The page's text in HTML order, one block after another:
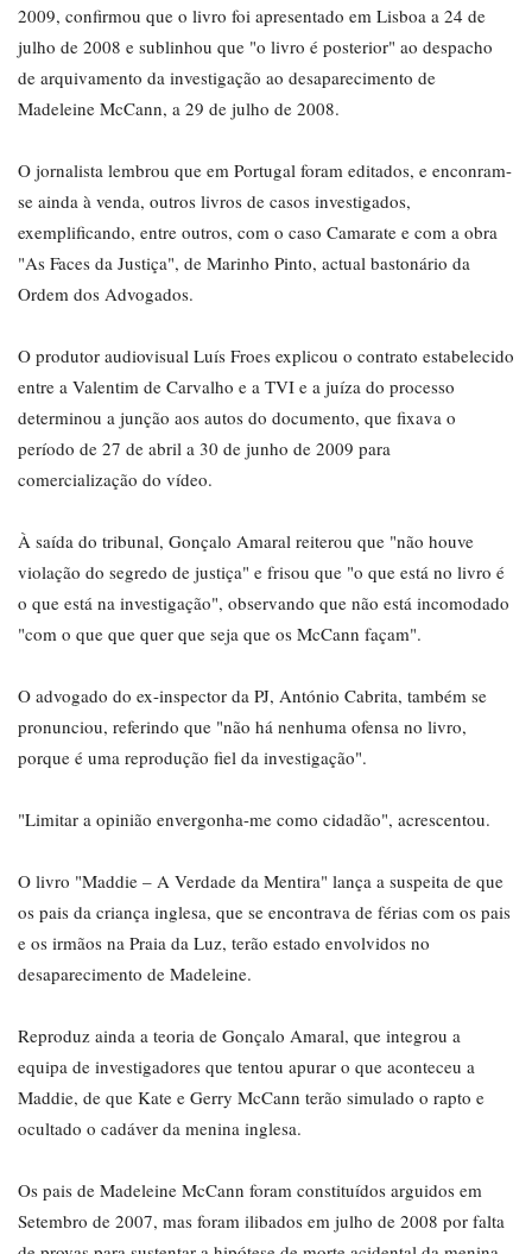
2009, confirmou que o livro foi apresentado em Lisboa a 24 de
julho de 2008 e sublinhou que "o livro é posterior" ao despacho
de arquivamento da investigação ao desaparecimento de
Madeleine McCann, a 29 de julho de 2008.
O jornalista lembrou que em Portugal foram editados, e enconram-
se ainda à venda, outros livros de casos investigados,
exemplificando, entre outros, com o caso Camarate e com a obra
"As Faces da Justiça", de Marinho Pinto, actual bastonário da
Ordem dos Advogados.
O produtor audiovisual Luís Froes explicou o contrato estabelecido
entre a Valentim de Carvalho e a TVI e a juíza do processo
determinou a junção aos autos do documento, que fixava o
período de 27 de abril a 30 de junho de 2009 para
comercialização do vídeo.
À saída do tribunal, Gonçalo Amaral reiterou que "não houve
violação do segredo de justiça" e frisou que "o que está no livro é
o que está na investigação", observando que não está incomodado
"com o que que quer que seja que os McCann façam".
O advogado do ex-inspector da PJ, António Cabrita, também se
pronunciou, referindo que "não há nenhuma ofensa no livro,
porque é uma reprodução fiel da investigação".
"Limitar a opinião envergonha-me como cidadão", acrescentou.
O livro "Maddie – A Verdade da Mentira" lança a suspeita de que
os pais da criança inglesa, que se encontrava de férias com os pais
e os irmãos na Praia da Luz, terão estado envolvidos no
desaparecimento de Madeleine.
Reproduz ainda a teoria de Gonçalo Amaral, que integrou a
equipa de investigadores que tentou apurar o que aconteceu a
Maddie, de que Kate e Gerry McCann terão simulado o rapto e
ocultado o cadáver da menina inglesa.
Os pais de Madeleine McCann foram constituídos arguidos em
Setembro de 2007, mas foram ilibados em julho de 2008 por falta